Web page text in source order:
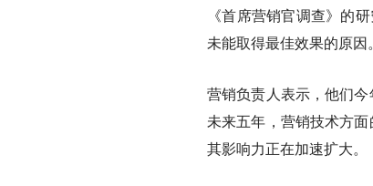
《首席营销官调查》的
未能取得最佳效果的原因。
营销负责人表示，他们
未来五年，营销技术方
其影响力正在加速扩大。